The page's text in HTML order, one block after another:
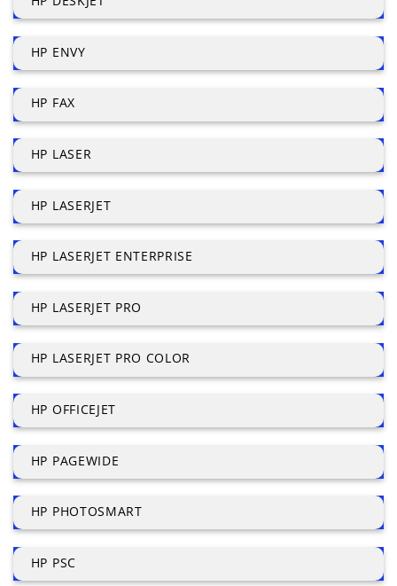
HP ENVY
HP FAX
HP LASER
HP LASERJET
HP LASERJET ENTERPRISE
HP LASERJET PRO
HP LASERJET PRO COLOR
HP OFFICEJET
HP PAGEWIDE
HP PHOTOSMART
HP PSC